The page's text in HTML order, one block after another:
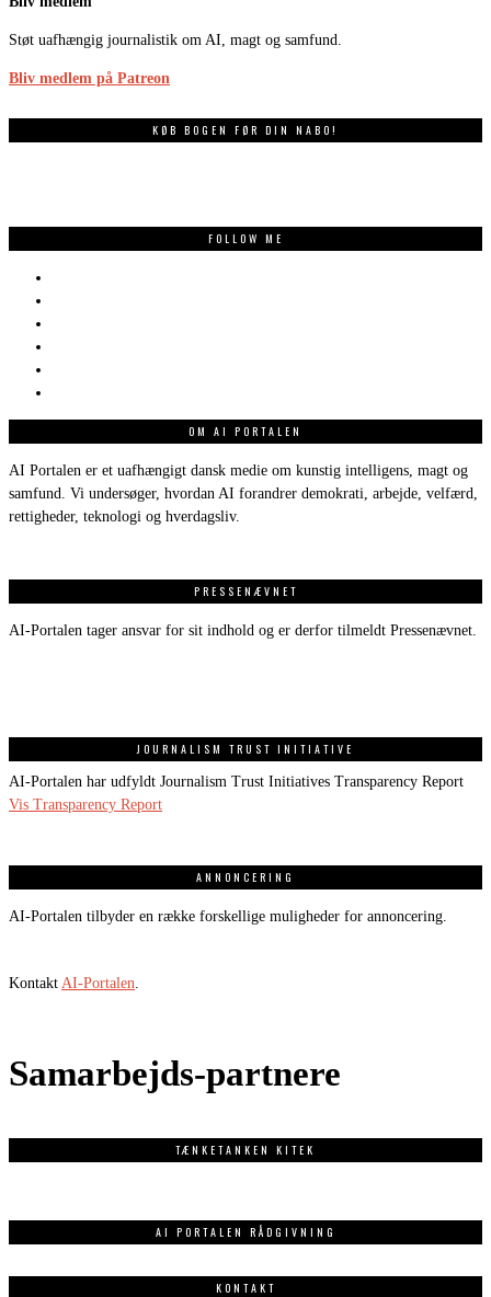
Støt uafhængig journalistik om AI, magt og samfund.
Bliv medlem på Patreon
KØB BOGEN FØR DIN NABO!
FOLLOW ME
OM AI PORTALEN
AI Portalen er et uafhængigt dansk medie om kunstig intelligens, magt og
samfund. Vi undersøger, hvordan AI forandrer demokrati, arbejde, velfærd,
rettigheder, teknologi og hverdagsliv.
PRESSENÆVNET
AI-Portalen tager ansvar for sit indhold og er derfor tilmeldt Pressenævnet.
JOURNALISM TRUST INITIATIVE
AI-Portalen har udfyldt Journalism Trust Initiatives Transparency Report
Vis Transparency Report
ANNONCERING
AI-Portalen tilbyder en række forskellige muligheder for annoncering.
Kontakt AI-Portalen
Samarbejds-partnere
TÆNKETANKEN KITEK
AI PORTALEN RÅDGIVNING
KONTAKT